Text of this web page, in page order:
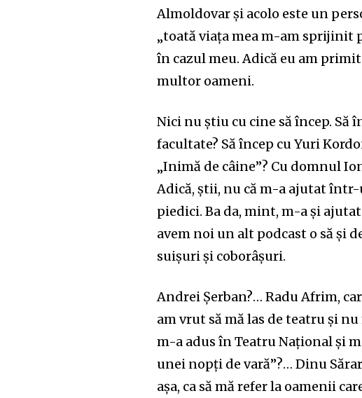
Almoldovar și acolo este un
„toată viața mea m-am sprijinit
în cazul meu. Adică eu am
multor oameni.
Nici nu știu cu cine să încep. Să
facultate? Să încep cu Yuri
„Inimă de câine”? Cu domnul
Adică, știi, nu că m-a ajutat
piedici. Ba da, mint, m-a și
avem noi un alt podcast o să și
suișuri și coborâșuri.
Andrei Șerban?… Radu Afrim,
am vrut să mă las de teatru și
m-a adus în Teatru Național și
unei nopți de vară”?… Dinu
așa, ca să mă refer la oamenii